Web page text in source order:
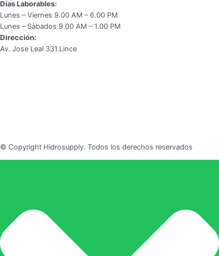
Días Laborables:
Lunes – Viernes 9.00 AM – 6.00 PM
Lunes – Sàbados 9.00 AM – 1.00 PM
Dirección:
Av. Jose Leal 331.Lince
© Copyright Hidrosupply. Todos los derechos reservados